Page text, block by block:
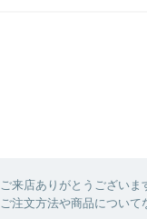
ご来店ありがとうございま
ご注文方法や商品につい